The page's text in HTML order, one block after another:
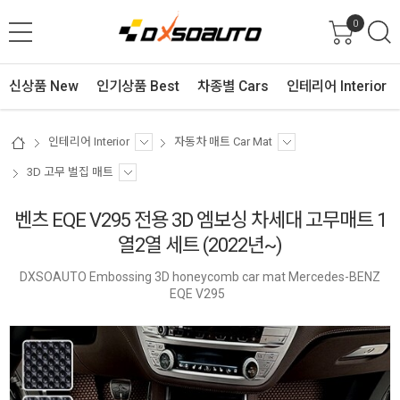
0
신상품 New 인기상품 Best 차종별 Cars 인테리어 Interior
인테리어 Interior 자동차 매트 Car Mat
3D 고무 벌집 매트
벤츠 EQE V295 전용 3D 엠보싱 차세대 고무매트 1
열2열 세트 (2022년~)
DXSOAUTO Embossing 3D honeycomb car mat Mercedes-BENZ
EQE V295